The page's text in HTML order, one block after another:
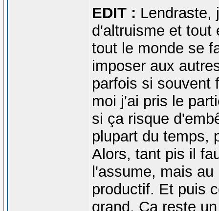
EDIT : Lendraste,
d'altruisme et tout
tout le monde se
imposer aux
parfois si souvent
moi j'ai pris le
si ça risque
plupart du temps,
Alors, tant pis il
l'assume, mais
productif. Et puis
grand. Ca reste